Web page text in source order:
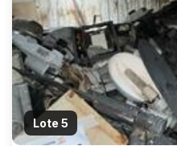
Lote 5